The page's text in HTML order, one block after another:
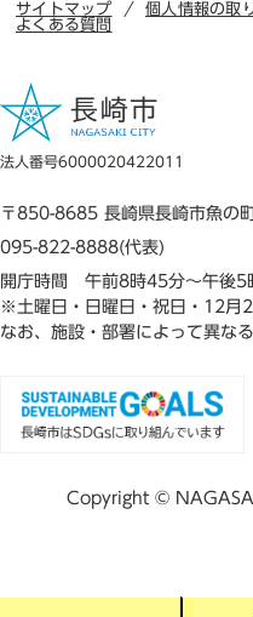
サイトマップ 個人情報の取
よくある質問
法人番号6000020422011
〒850-8685 長崎県長崎市魚の
095-822-8888(代表)
開庁時間 午前8時45分～午後5
※土曜日・日曜日・祝日・12月
なお、施設・部署によって異な
Copyright ©